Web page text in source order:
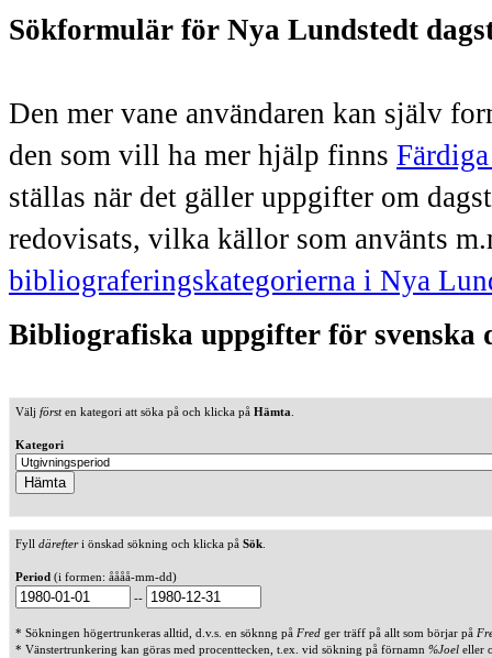
Sökformulär för Nya Lundstedt
Den mer vane användaren kan själv
den som vill ha mer hjälp finns
ställas när det gäller uppgifter om
redovisats, vilka källor som använts
bibliograferingskategorierna i Nya
Bibliografiska uppgifter för svenska
Välj försten kategori att söka på och klicka på Hämta
Kategori
Fyll därefteri önskad sökning och klicka på Sök
Period (i formen: åååå-mm-dd)
--
* Sökningen högertrunkeras alltid, d.v.s. en söknng på Fred ger träff på allt som börjar på
* Vänstertrunkering kan göras med procenttecken, t.ex. vid sökning på förnamn %Joel eller